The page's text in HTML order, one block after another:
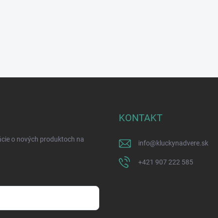
o nových produktoch na
KONTAKT
info@kluckynadvere.sk
+421 907 222 585